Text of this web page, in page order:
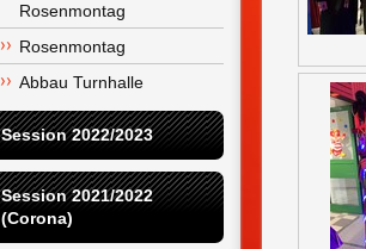
Rosenmontag
Rosenmontag
Abbau Turnhalle
Session 2022/2023
Session 2021/2022
(Corona)